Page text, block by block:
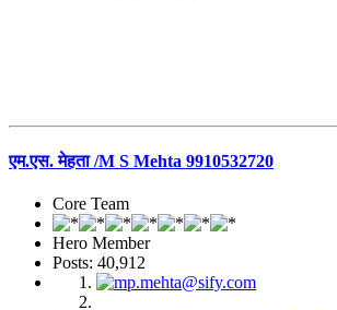
एम.एस. मेहता /M S Mehta 9910532720
Core Team
Hero Member
Posts: 40,912